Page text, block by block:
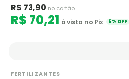
R$ 73,90 no cartão
R$ 70,21 à vista no Pix 5% OFF
FERTILIZANTES